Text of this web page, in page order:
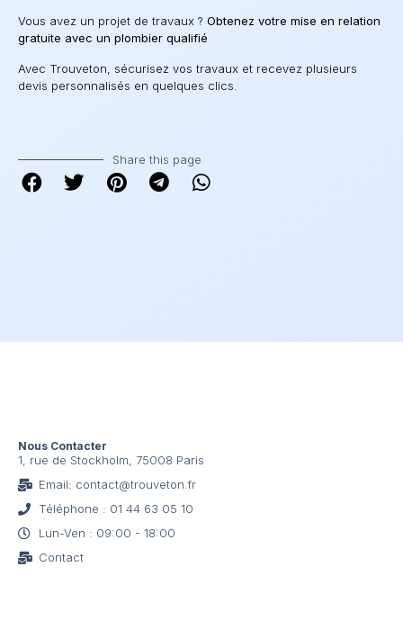
Vous avez un projet de travaux ? Obtenez votre mise en relation
gratuite avec un plombier qualifié
Avec Trouveton, sécurisez vos travaux et recevez plusieurs
devis personnalisés en quelques clics.
Share this page
Nous Contacter
1, rue de Stockholm, 75008 Paris
Email: contact@trouveton.fr
Téléphone : 01 44 63 05 10
Lun-Ven : 09:00 - 18:00
Contact